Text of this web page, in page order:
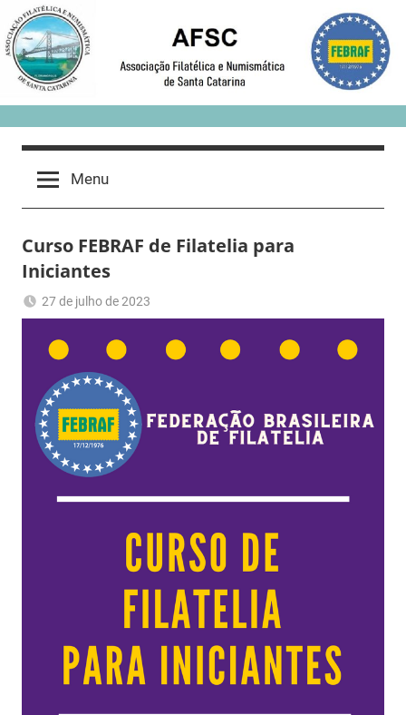
Skip
to
content
Menu
Curso FEBRAF de Filatelia para
Iniciantes
27 de julho de 2023
Romeu
Trauer
Sem
categoria